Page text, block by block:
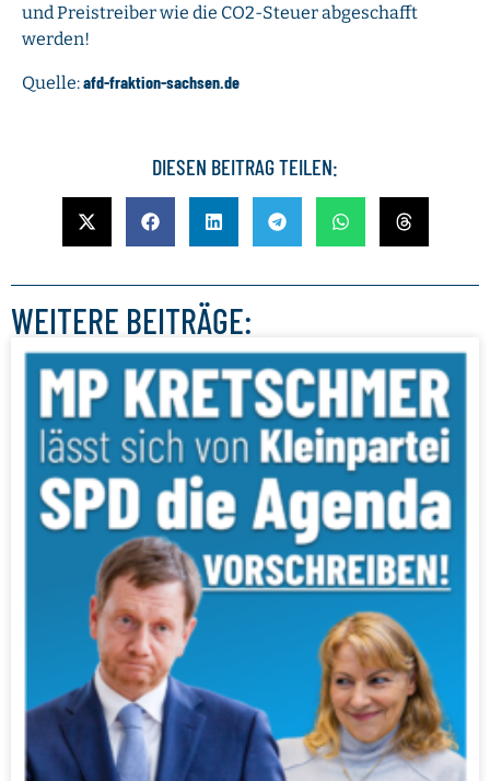
und Preistreiber wie die CO2-Steuer abgeschafft
werden!
Quelle:afd-fraktion-sachsen.de
DIESEN BEITRAG TEILEN:
WEITERE BEITRÄGE: